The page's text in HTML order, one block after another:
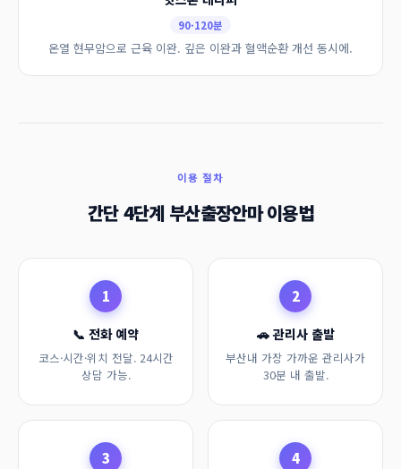
90·120분
온열 현무암으로 근육 이완. 깊은 이완과 혈액순환 개선 동시에.
이용 절차
간단 4단계 부산출장안마 이용법
1
📞 전화 예약
코스·시간·위치 전달. 24시간
상담 가능.
2
🚗 관리사 출발
부산내 가장 가까운 관리사가
30분 내 출발.
3 4